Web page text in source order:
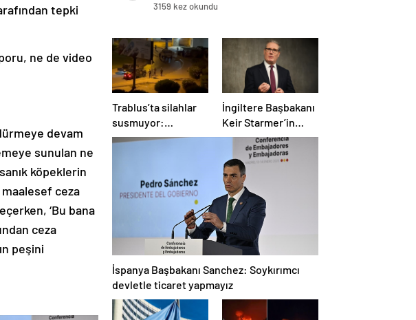
tepki
ne de video
devam
sunulan ne
köpeklerin
ceza
‘Bu bana
ceza
peşini
3159 kez okundu
Trablus’ta silahlar
susmuyor:
Çatışmalar
İngiltere Başbakanı
Keir Starmer’in
evinde yangın çıktı
İspanya Başbakanı Sanchez: Soykırımcı
devletle ticaret yapmayız